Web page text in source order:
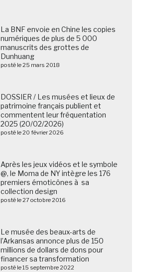
La BNF envoie en Chine les copies
numériques de plus de 5 000
manuscrits des grottes de
Dunhuang
posté le 25 mars 2018
DOSSIER / Les musées et lieux de
patrimoine français publient et
commentent leur fréquentation
2025 (20/02/2026)
posté le 20 février 2026
Après les jeux vidéos et le symbole
@, le Moma de NY intègre les 176
premiers émoticônes à sa
collection design
posté le 27 octobre 2016
Le musée des beaux-arts de
l’Arkansas annonce plus de 150
millions de dollars de dons pour
financer sa transformation
posté le 15 septembre 2022